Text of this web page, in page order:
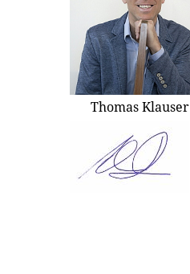
Thomas Klauser